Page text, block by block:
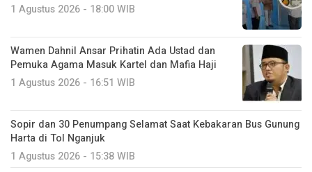
1 Agustus 2026 - 18:00 WIB
Wamen Dahnil Ansar Prihatin Ada Ustad dan
Pemuka Agama Masuk Kartel dan Mafia Haji
1 Agustus 2026 - 16:51 WIB
Sopir dan 30 Penumpang Selamat Saat Kebakaran Bus Gunung
Harta di Tol Nganjuk
1 Agustus 2026 - 15:38 WIB